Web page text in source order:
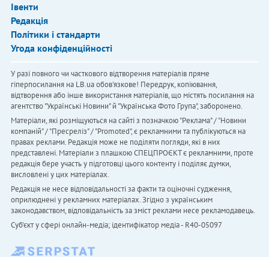
Івенти
Редакція
Політики і стандарти
Угода конфіденційності
У разі повного чи часткового відтворення матеріалів пряме
гіперпосилання на LB.ua обов'язкове! Передрук, копіювання,
відтворення або інше використання матеріалів, що містять посилання на
агентство "Українськi Новини" й "Українська Фото Група", заборонено.
Матеріали, які розміщуються на сайті з позначкою "Реклама" / "Новини
компаній" / "Пресреліз" / "Promoted", є рекламними та публікуються на
правах реклами. Редакція може не поділяти погляди, які в них
представлені. Матеріали з плашкою СПЕЦПРОЄКТ є рекламними, проте
редакція бере участь у підготовці цього контенту і поділяє думки,
висловлені у цих матеріалах.
Редакція не несе відповідальності за факти та оціночні судження,
оприлюднені у рекламних матеріалах. Згідно з українським
законодавством, відповідальність за зміст реклами несе рекламодавець.
Cуб'єкт у сфері онлайн-медіа; ідентифікатор медіа - R40-05097